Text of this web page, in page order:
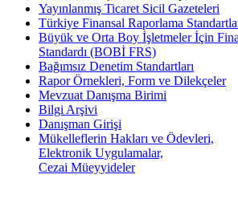
Yayınlanmış Ticaret Sicil Gazeteleri
Türkiye Finansal Raporlama
Büyük ve Orta Boy İşletmeler İçin
Standardı (BOBİ FRS)
Bağımsız Denetim Standartları
Rapor Örnekleri, Form ve Dilekçeler
Mevzuat Danışma Birimi
Bilgi Arşivi
Danışman Girişi
Mükelleflerin Hakları ve Ödevleri,
Elektronik Uygulamalar,
Cezai Müeyyideler